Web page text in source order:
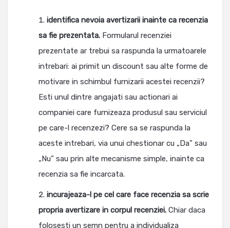
identifica nevoia avertizarii inainte ca recenzia
sa fie prezentata. Formularul recenziei
prezentate ar trebui sa raspunda la urmatoarele
intrebari: ai primit un discount sau alte forme de
motivare in schimbul furnizarii acestei recenzii?
Esti unul dintre angajati sau actionari ai
companiei care furnizeaza produsul sau serviciul
pe care-l recenzezi? Cere sa se raspunda la
aceste intrebari, via unui chestionar cu „Da” sau
„Nu” sau prin alte mecanisme simple, inainte ca
recenzia sa fie incarcata.
incurajeaza-l pe cel care face recenzia sa scrie
propria avertizare in corpul recenziei. Chiar daca
folosesti un semn pentru a individualiza